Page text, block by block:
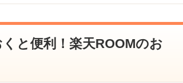
と便利！楽天ROOMのお